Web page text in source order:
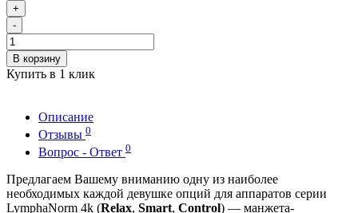
+
-
В корзину
Купить в 1 клик
Описание
Отзывы 0
Вопрос - Ответ 0
Предлагаем Вашему вниманию одну из наиболее
необходимых каждой девушке опций для аппаратов серии
LymphaNorm 4k (Relax, Smart, Control) — манжета-